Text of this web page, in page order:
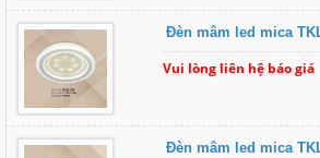
Đèn mâm led mica
Vui lòng liên hệ báo giá
Đèn mâm led mica